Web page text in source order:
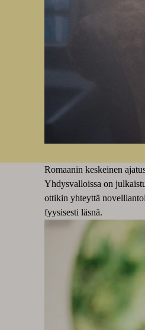
Romaanin keskeinen
Yhdysvalloissa on
ottikin yhteyttä
fyysisesti läsnä.